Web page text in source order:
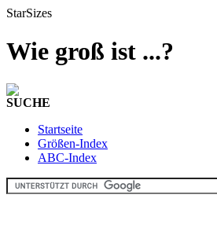
StarSizes
Wie groß ist ...?
SUCHE
Startseite
Größen-Index
ABC-Index